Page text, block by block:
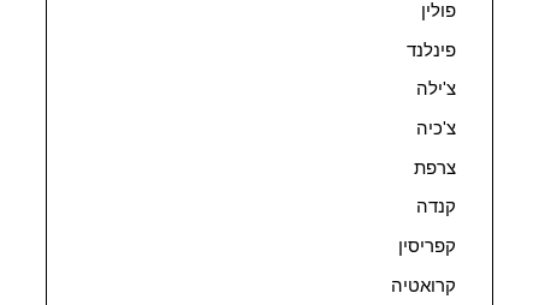
פולין
פינלנד
צ'ילה
צ'כיה
צרפת
קנדה
קפריסין
קרואטיה